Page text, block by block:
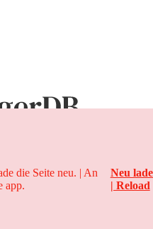
die Seite neu. | An
app.
Neu
| Reload